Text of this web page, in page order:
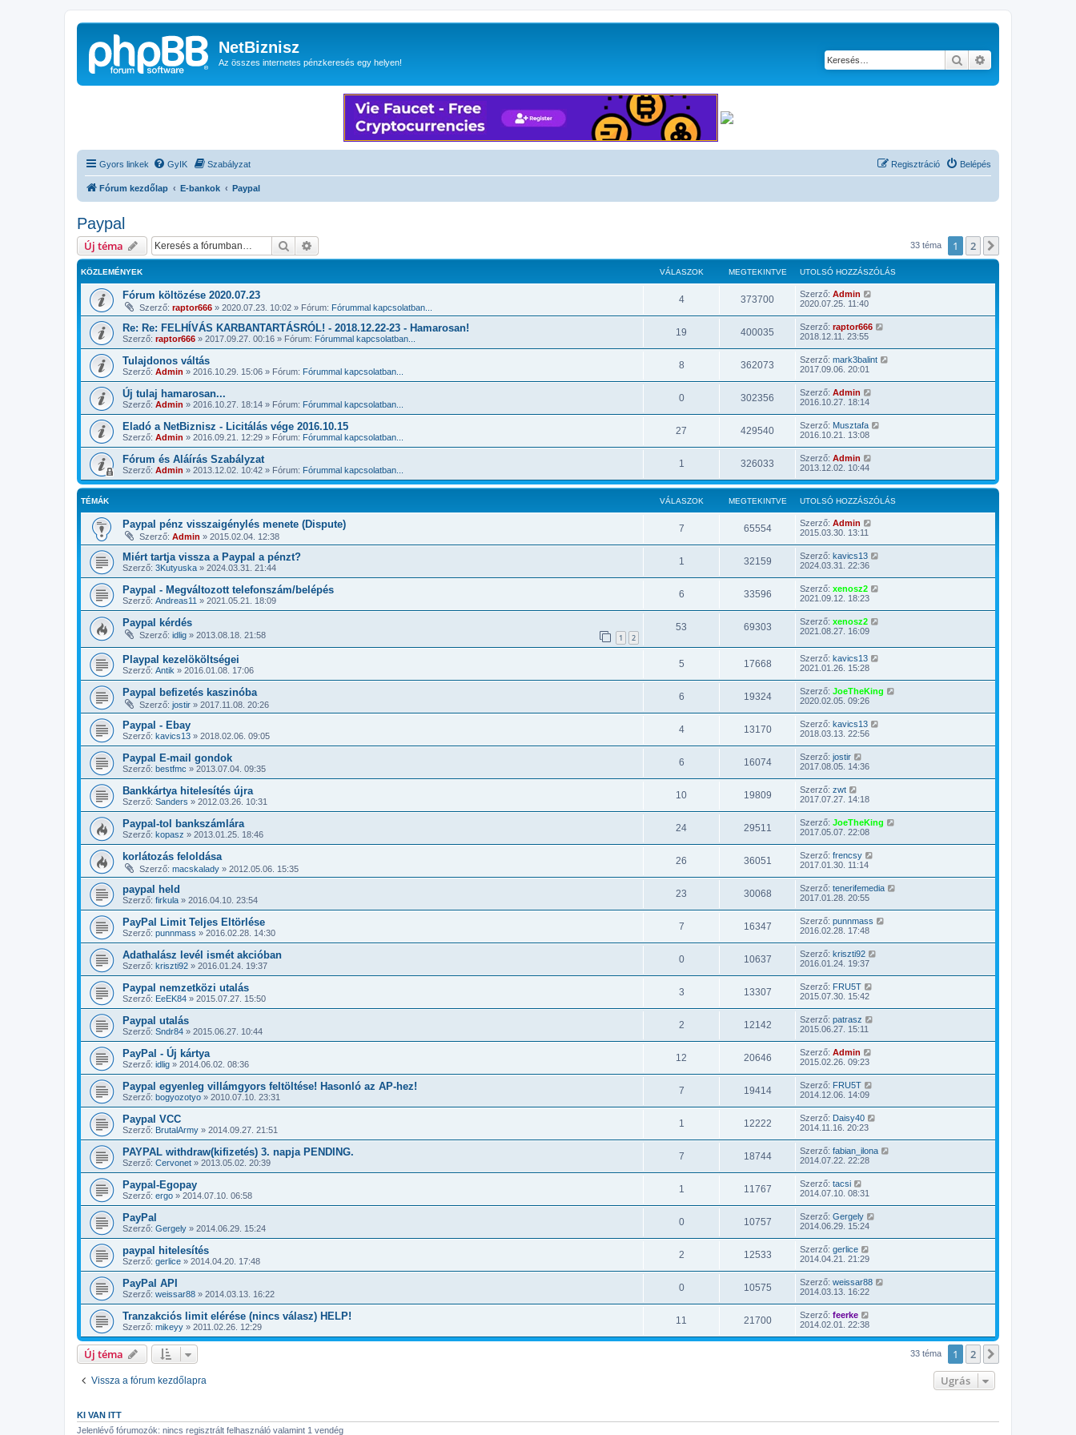
NetBiznisz
Az összes internetes pénzkeresés egy helyen! Keresés
Gyors linkek GyIK Szabályzat Belépés
Regisztráció
Fórum kezdőlap E-bankok Paypal
Paypal
Új téma Keresés 33 téma 1 2
KÖZLEMÉNYEK VÁLASZOK MEGTEKINTVE UTOLSÓ HOZZÁSZÓLÁS
Fórum költözése 2020.07.23
Szerző: raptor666 » 2020.07.23. 10:02 » Fórum: Fórummal kapcsolatban...
4 373700 Szerző: Admin
2020.07.25. 11:40
Re: Re: FELHÍVÁS KARBANTARTÁSRÓL! - 2018.12.22-23 - Hamarosan!
Szerző: raptor666 » 2017.09.27. 00:16 » Fórum: Fórummal kapcsolatban...
19 400035 Szerző: raptor666
2018.12.11. 23:55
Tulajdonos váltás
Szerző: Admin » 2016.10.29. 15:06 » Fórum: Fórummal kapcsolatban...
8 362073 Szerző: mark3balint
2017.09.06. 20:01
Új tulaj hamarosan...
Szerző: Admin » 2016.10.27. 18:14 » Fórum: Fórummal kapcsolatban...
0 302356 Szerző: Admin
2016.10.27. 18:14
Eladó a NetBiznisz - Licitálás vége 2016.10.15
Szerző: Admin » 2016.09.21. 12:29 » Fórum: Fórummal kapcsolatban...
27 429540 Szerző: Musztafa
2016.10.21. 13:08
Fórum és Aláírás Szabályzat
Szerző: Admin » 2013.12.02. 10:42 » Fórum: Fórummal kapcsolatban...
1 326033 Szerző: Admin
2013.12.02. 10:44
TÉMÁK VÁLASZOK MEGTEKINTVE UTOLSÓ HOZZÁSZÓLÁS
Paypal pénz visszaigénylés menete (Dispute)
Szerző: Admin » 2015.02.04. 12:38
7 65554 Szerző: Admin
2015.03.30. 13:11
Miért tartja vissza a Paypal a pénzt?
Szerző: 3Kutyuska » 2024.03.31. 21:44
1 32159 Szerző: kavics13
2024.03.31. 22:36
Paypal - Megváltozott telefonszám/belépés
Szerző: Andreas11 » 2021.05.21. 18:09
6 33596 Szerző: xenosz2
2021.09.12. 18:23
Paypal kérdés
Szerző: idlig » 2013.08.18. 21:58 1 2
53 69303 Szerző: xenosz2
2021.08.27. 16:09
Playpal kezelököltségei
Szerző: Antik » 2016.01.08. 17:06
5 17668 Szerző: kavics13
2021.01.26. 15:28
Paypal befizetés kaszinóba
Szerző: jostir » 2017.11.08. 20:26
6 19324 Szerző: JoeTheKing
2020.02.05. 09:26
Paypal - Ebay
Szerző: kavics13 » 2018.02.06. 09:05
4 13170 Szerző: kavics13
2018.03.13. 22:56
Paypal E-mail gondok
Szerző: bestfmc » 2013.07.04. 09:35
6 16074 Szerző: jostir
2017.08.05. 14:36
Bankkártya hitelesítés újra
Szerző: Sanders » 2012.03.26. 10:31
10 19809 Szerző: zwt
2017.07.27. 14:18
Paypal-tol bankszámlára
Szerző: kopasz » 2013.01.25. 18:46
24 29511 Szerző: JoeTheKing
2017.05.07. 22:08
korlátozás feloldása
Szerző: macskalady » 2012.05.06. 15:35
26 36051 Szerző: frencsy
2017.01.30. 11:14
paypal held
Szerző: firkula » 2016.04.10. 23:54
23 30068 Szerző: tenerifemedia
2017.01.28. 20:55
PayPal Limit Teljes Eltörlése
Szerző: punnmass » 2016.02.28. 14:30
7 16347 Szerző: punnmass
2016.02.28. 17:48
Adathalász levél ismét akcióban
Szerző: kriszti92 » 2016.01.24. 19:37
0 10637 Szerző: kriszti92
2016.01.24. 19:37
Paypal nemzetközi utalás
Szerző: EeEK84 » 2015.07.27. 15:50
3 13307 Szerző: FRU5T
2015.07.30. 15:42
Paypal utalás
Szerző: Sndr84 » 2015.06.27. 10:44
2 12142 Szerző: patrasz
2015.06.27. 15:11
PayPal - Új kártya
Szerző: idlig » 2014.06.02. 08:36
12 20646 Szerző: Admin
2015.02.26. 09:23
Paypal egyenleg villámgyors feltöltése! Hasonló az AP-hez!
Szerző: bogyozotyo » 2010.07.10. 23:31
7 19414 Szerző: FRU5T
2014.12.06. 14:09
Paypal VCC
Szerző: BrutalArmy » 2014.09.27. 21:51
1 12222 Szerző: Daisy40
2014.11.16. 20:23
PAYPAL withdraw(kifizetés) 3. napja PENDING.
Szerző: Cervonet » 2013.05.02. 20:39
7 18744 Szerző: fabian_ilona
2014.07.22. 22:28
Paypal-Egopay
Szerző: ergo » 2014.07.10. 06:58
1 11767 Szerző: tacsi
2014.07.10. 08:31
PayPal
Szerző: Gergely » 2014.06.29. 15:24
0 10757 Szerző: Gergely
2014.06.29. 15:24
paypal hitelesítés
Szerző: gerlice » 2014.04.20. 17:48
2 12533 Szerző: gerlice
2014.04.21. 21:29
PayPal API
Szerző: weissar88 » 2014.03.13. 16:22
0 10575 Szerző: weissar88
2014.03.13. 16:22
Tranzakciós limit elérése (nincs válasz) HELP!
Szerző: mikeyy » 2011.02.26. 12:29
11 21700 Szerző: feerke
2014.02.01. 22:38
Új téma 33 téma 1 2
Vissza a fórum kezdőlapra Ugrás
KI VAN ITT
Jelenlévő fórumozók: nincs regisztrált felhasználó valamint 1 vendég